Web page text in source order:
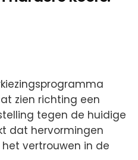
zien richting een
tegen de huidige
dat hervormingen
vertrouwen in de